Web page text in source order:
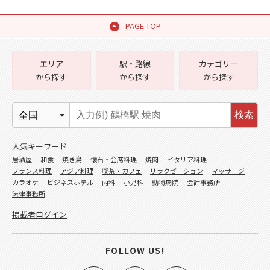
PAGE TOP
エリア
から探す
駅・路線
から探す
カテゴリー
から探す
検索
人気キーワード
居酒屋 和食 焼き鳥 懐石・会席料理 焼肉
イタリア料理
フランス料理
アジア料理 喫茶・カフェ リラクゼーション
マッサージ
カラオケ
ビジネスホテル 内科 小児科 動物病院
会計事務所
法律事務所
掲載者ログイン
FOLLOW US!